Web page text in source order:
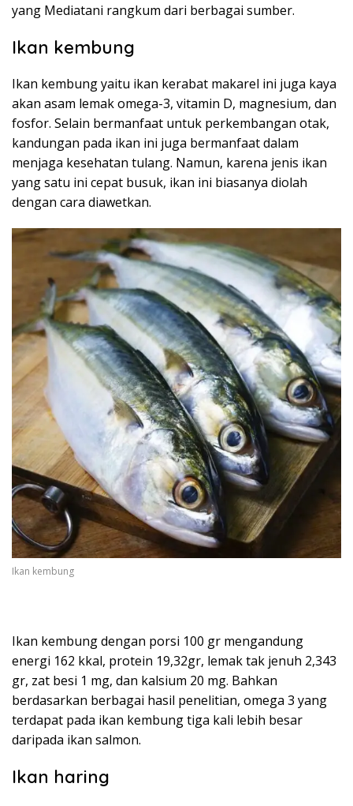
yang Mediatani rangkum dari berbagai sumber.
Ikan kembung
Ikan kembung yaitu ikan kerabat makarel ini juga kaya
akan asam lemak omega-3, vitamin D, magnesium, dan
fosfor. Selain bermanfaat untuk perkembangan otak,
kandungan pada ikan ini juga bermanfaat dalam
menjaga kesehatan tulang. Namun, karena jenis ikan
yang satu ini cepat busuk, ikan ini biasanya diolah
dengan cara diawetkan.
Ikan kembung
Ikan kembung dengan porsi 100 gr mengandung
energi 162 kkal, protein 19,32gr, lemak tak jenuh 2,343
gr, zat besi 1 mg, dan kalsium 20 mg. Bahkan
berdasarkan berbagai hasil penelitian, omega 3 yang
terdapat pada ikan kembung tiga kali lebih besar
daripada ikan salmon.
Ikan haring